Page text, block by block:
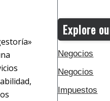
Explore
Negocios
Negocios
Impuestos